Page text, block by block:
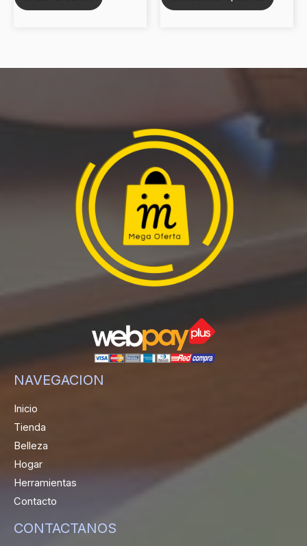
de
NAVEGACION
Inicio
Tienda
Belleza
Hogar
Herramientas
Contacto
CONTACTANOS